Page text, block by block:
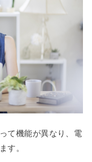
て機能が異なり、電
す。